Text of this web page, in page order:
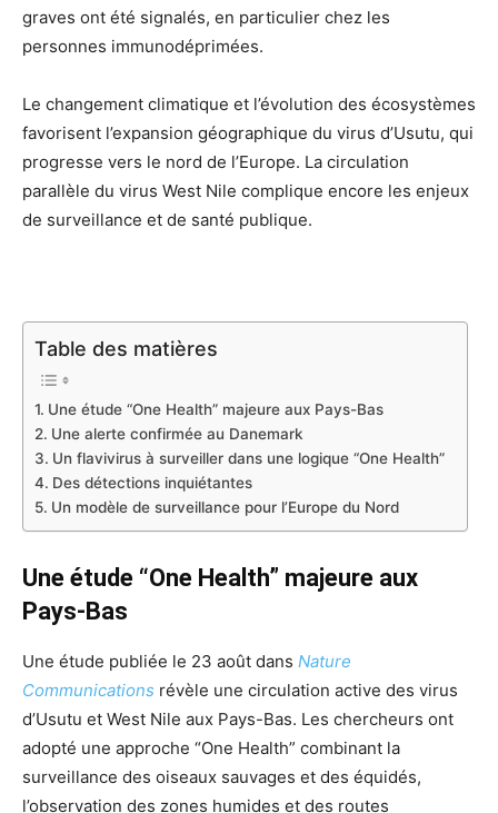
graves ont été signalés, en particulier chez les
personnes immunodéprimées.
Le changement climatique et l’évolution des écosystèmes
favorisent l’expansion géographique du virus d’Usutu, qui
progresse vers le nord de l’Europe. La circulation
parallèle du virus West Nile complique encore les enjeux
de surveillance et de santé publique.
Table des matières
Une étude “One Health” majeure aux Pays-Bas
Une alerte confirmée au Danemark
Un flavivirus à surveiller dans une logique “One Health”
Des détections inquiétantes
Un modèle de surveillance pour l’Europe du Nord
Une étude “One Health” majeure aux
Pays-Bas
Une étude publiée le 23 août dans Nature
Communications révèle une circulation active des virus
d’Usutu et West Nile aux Pays-Bas. Les chercheurs ont
adopté une approche “One Health” combinant la
surveillance des oiseaux sauvages et des équidés,
l’observation des zones humides et des routes